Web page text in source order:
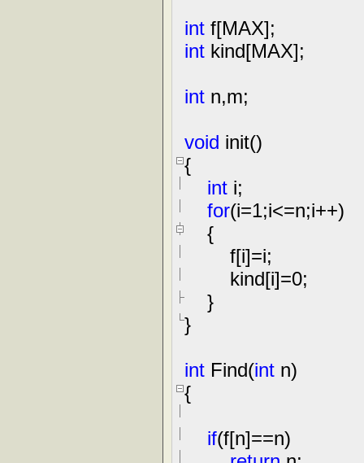
int f[MAX];
int kind[MAX];
int n,m;
void init()
{
int i;
for(i=1;i<=n;i++)
{
f[i]=i;
kind[i]=0;
}
}
int Find(int n)
{
if(f[n]==n)